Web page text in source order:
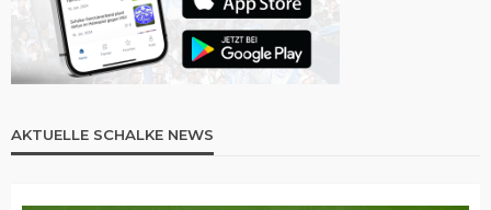
AKTUELLE SCHALKE NEWS